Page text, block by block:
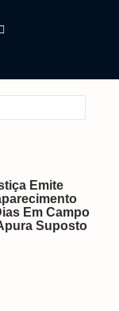
Emite
Em Campo
Suposto